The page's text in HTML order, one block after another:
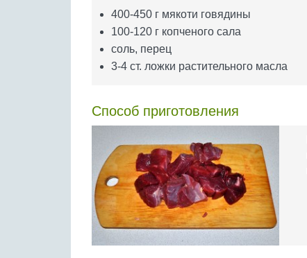
400-450 г мякоти говядины
100-120 г копченого сала
соль, перец
3-4 ст. ложки растительного масла
Способ приготовления